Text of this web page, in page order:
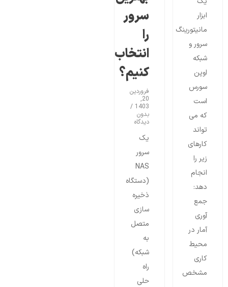
ابزار
مانیتورینگ
سرور و
شبکه
اوپن
سورس
است
که می
تواند
کارهای
زیر را
انجام
دهد:
جمع
آوری
آمار در
محیط
کاری
مشخص
سرور
را
انتخاب
کنیم؟
فروردین
20,
1403
بدون
دیدگاه
یک
سرور
NAS
(دستگاه
ذخیره
سازی
متصل
به
شبکه)
راه
حلی